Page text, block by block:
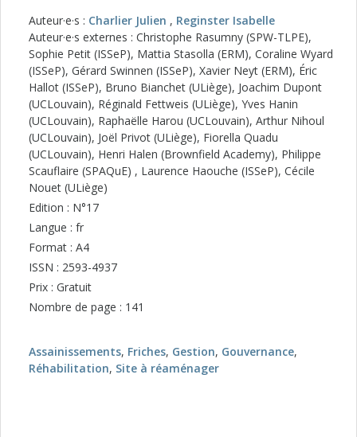
Auteur·e·s : Charlier Julien , Reginster Isabelle
Auteur·e·s externes : Christophe Rasumny (SPW-TLPE),
Sophie Petit (ISSeP), Mattia Stasolla (ERM), Coraline Wyard
(ISSeP), Gérard Swinnen (ISSeP), Xavier Neyt (ERM), Éric
Hallot (ISSeP), Bruno Bianchet (ULiège), Joachim Dupont
(UCLouvain), Réginald Fettweis (ULiège), Yves Hanin
(UCLouvain), Raphaëlle Harou (UCLouvain), Arthur Nihoul
(UCLouvain), Joël Privot (ULiège), Fiorella Quadu
(UCLouvain), Henri Halen (Brownfield Academy), Philippe
Scauflaire (SPAQuE) , Laurence Haouche (ISSeP), Cécile
Nouet (ULiège)
Edition : N°17
Langue : fr
Format : A4
ISSN : 2593-4937
Prix : Gratuit
Nombre de page : 141
Assainissements, Friches, Gestion, Gouvernance,
Réhabilitation, Site à réaménager